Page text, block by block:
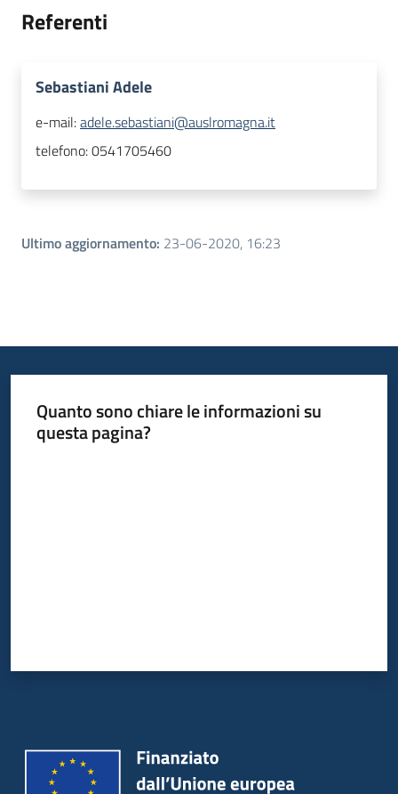
Referenti
Sebastiani Adele
e-mail:adele.sebastiani@auslromagna.it
telefono:0541705460
Ultimo aggiornamento: 23-06-2020, 16:23
Quanto sono chiare le informazioni su
questa pagina?